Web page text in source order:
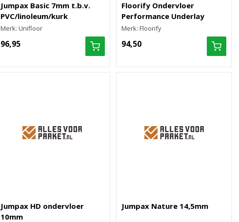
Jumpax Basic 7mm t.b.v.
PVC/linoleum/kurk
Merk: Unifloor
96,95
Floorify Ondervloer
Performance Underlay
Merk: Floorify
94,50
Jumpax HD ondervloer
10mm
Jumpax Nature 14,5mm